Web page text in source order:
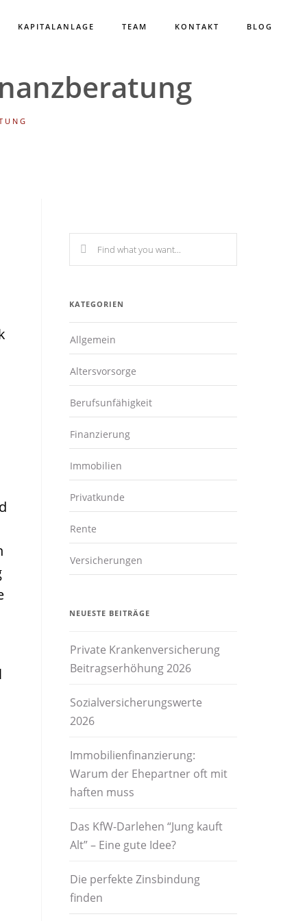
KAPITALANLAGE TEAM KONTAKT BLOG
KATEGORIEN
Allgemein
Altersvorsorge
Berufsunfähigkeit
Finanzierung
Immobilien
Privatkunde
Rente
Versicherungen
NEUESTE BEITRÄGE
Private Krankenversicherung
Beitragserhöhung 2026
Sozialversicherungswerte
2026
Immobilienfinanzierung:
Warum der Ehepartner oft mit
haften muss
Das KfW-Darlehen “Jung kauft
Alt” – Eine gute Idee?
Die perfekte Zinsbindung
finden